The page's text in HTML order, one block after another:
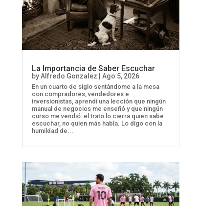
La Importancia de Saber Escuchar
byAlfredo Gonzalez Ago 5, 2026
En un cuarto de siglo sentándome a la mesa
con compradores, vendedores e
inversionistas, aprendí una lección que ningún
manual de negocios me enseñó y que ningún
curso me vendió: el trato lo cierra quien sabe
escuchar, no quien más habla. Lo digo con la
humildad de...